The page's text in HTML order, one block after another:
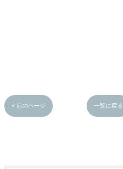
< 前のページ 一覧に戻る